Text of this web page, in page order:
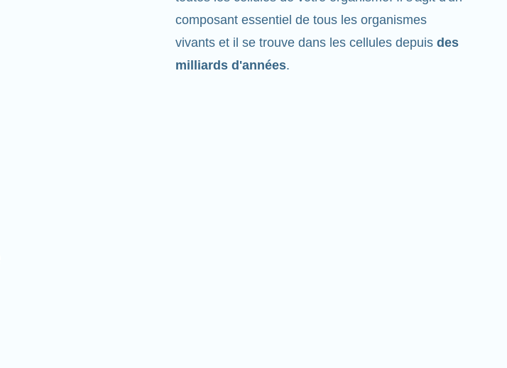
composant essentiel de tous les organismes
vivants et il se trouve dans les cellules depuisdes
milliards d'années.